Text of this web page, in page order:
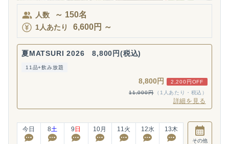
人数 ～ 150名
1人あたり 6,600円 ～
夏MATSURI 2026 8,800円(税込)
11品+飲み放題
8,800円
2,200円OFF
11,000円
（1人あたり・税込）
詳細を見る
今日 8土 9 日 10月 11火 12水 13木
その他